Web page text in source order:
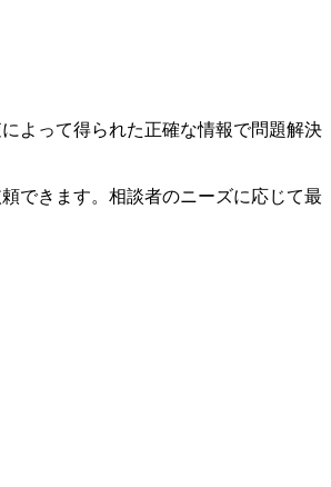
よって得られた正確な情報で問題解決
できます。相談者のニーズに応じて最